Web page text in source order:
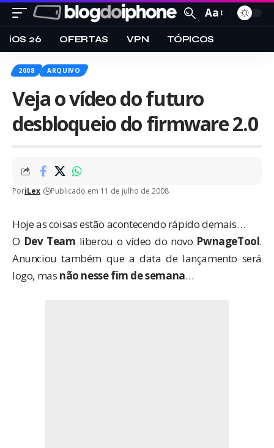
Aa
iOS 26 OFERTAS VPN TÓPICOS
2008 ARQUIVO
Veja o vídeo do futuro
desbloqueio do firmware 2.0
PoriLex Publicado em 11 de julho de 2008
Hoje as coisas estão acontecendo rápido demais…
O Dev Team liberou o vídeo do novo PwnageTool.
Anunciou também que a data de lançamento será
logo, mas não nesse fim de semana…